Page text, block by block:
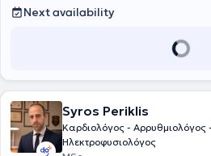
pacemaker-defibrillator monitoring,
certificates, while he has particular
Next availability
Syros Periklis
Καρδιολόγος - Αρρυθμιολόγος
Ηλεκτροφυσιολόγος